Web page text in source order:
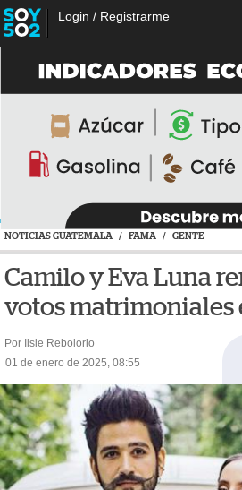
Login / Registrarme
NOTICIAS GUATEMALA / FAMA / GENTE
Camilo y Eva Luna
votos matrimoniales
Por Ilsie Rebolorio
01 de enero de 2025, 08:55